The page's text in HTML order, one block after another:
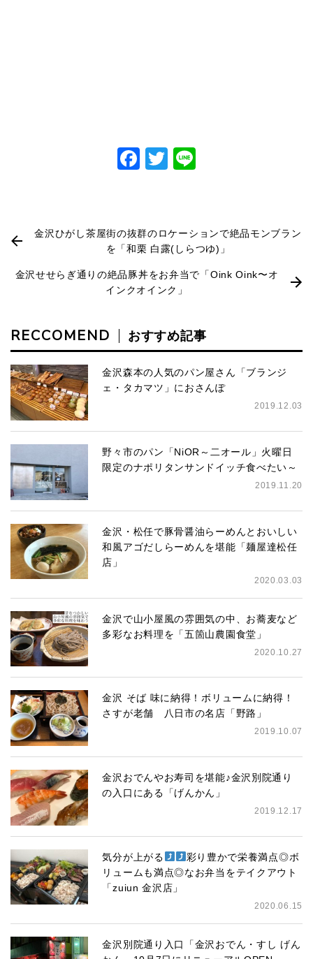
Facebook
Twitter
金沢ひがし茶屋街の抜群のロケーションで絶品モンブラン
を「和栗 白露(しらつゆ)」
金沢せせらぎ通りの絶品豚丼をお弁当で「Oink Oink〜オ
インクオインク」
RECCOMEND おすすめ記事
金沢森本の人気のパン屋さん「ブランジ
ェ・タカマツ」におさんぽ
2019.12.03
野々市のパン「NiOR～二オール」火曜日
限定のナポリタンサンドイッチ食べたい～
2019.11.20
金沢・松任で豚骨醤油らーめんとおいしい
和風アゴだしらーめんを堪能「麺屋達松任
店」
2020.03.03
金沢で山小屋風の雰囲気の中、お蕎麦など
多彩なお料理を「五箇山農園食堂」
2020.10.27
金沢 そば 味に納得！ボリュームに納得！
さすが老舗 八日市の名店「野路」
2019.10.07
金沢おでんやお寿司を堪能♪金沢別院通り
の入口にある「げんかん」
2019.12.17
気分が上がる
彩り豊かで栄養満点◎ボ
リュームも満点◎なお弁当をテイクアウト
「zuiun 金沢店」
2020.06.15
金沢別院通り入口「金沢おでん・すし げん